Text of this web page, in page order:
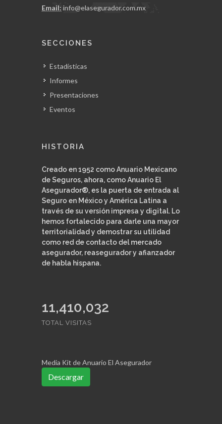
Email: info@elasegurador.com.mx
SECCIONES
Estadísticas
Informes
Presentaciones
Eventos
HISTORIA
Creado en 1952 como Anuario Mexicano
de Seguros, ahora, como Anuario El
Asegurador®, es la puerta de entrada al
Seguro en México y América Latina a
través de su versión impresa y digital. Lo
hemos fortalecido para darle una mayor
territorialidad y demostrar su utilidad
como red de contacto del mercado
asegurador, reasegurador y afianzador
de habla hispana.
11,410,032
TOTAL VISITAS
Media Kit de Anuario El Asegurador
Descargar